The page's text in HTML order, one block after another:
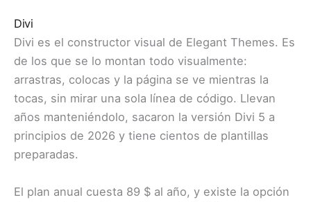
Divi
Divi es el constructor visual de Elegant Themes. Es
de los que se lo montan todo visualmente:
arrastras, colocas y la página se ve mientras la
tocas, sin mirar una sola línea de código. Llevan
años manteniéndolo, sacaron la versión Divi 5 a
principios de 2026 y tiene cientos de plantillas
preparadas.
El plan anual cuesta 89 $ al año, y existe la opción